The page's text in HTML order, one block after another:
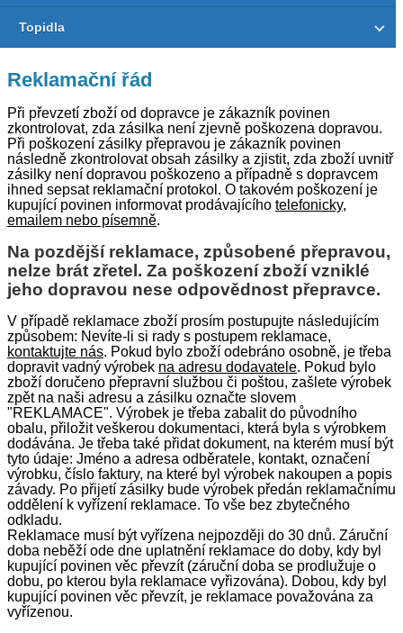
Topidla
Reklamační řád
Při převzetí zboží od dopravce je zákazník povinen
zkontrolovat, zda zásilka není zjevně poškozena dopravou.
Při poškození zásilky přepravou je zákazník povinen
následně zkontrolovat obsah zásilky a zjistit, zda zboží uvnitř
zásilky není dopravou poškozeno a případně s dopravcem
ihned sepsat reklamační protokol. O takovém poškození je
kupující povinen informovat prodávajícího telefonicky,
emailem nebo písemně.
Na pozdější reklamace, způsobené přepravou,
nelze brát zřetel. Za poškození zboží vzniklé
jeho dopravou nese odpovědnost přepravce.
V případě reklamace zboží prosím postupujte následujícím
způsobem: Nevíte-li si rady s postupem reklamace,
kontaktujte nás. Pokud bylo zboží odebráno osobně, je třeba
dopravit vadný výrobek na adresu dodavatele. Pokud bylo
zboží doručeno přepravní službou či poštou, zašlete výrobek
zpět na naši adresu a zásilku označte slovem
"REKLAMACE". Výrobek je třeba zabalit do původního
obalu, přiložit veškerou dokumentaci, která byla s výrobkem
dodávána. Je třeba také přidat dokument, na kterém musí být
tyto údaje: Jméno a adresa odběratele, kontakt, označení
výrobku, číslo faktury, na které byl výrobek nakoupen a popis
závady. Po přijetí zásilky bude výrobek předán reklamačnímu
oddělení k vyřízení reklamace. To vše bez zbytečného
odkladu.
Reklamace musí být vyřízena nejpozději do 30 dnů. Záruční
doba neběží ode dne uplatnění reklamace do doby, kdy byl
kupující povinen věc převzít (záruční doba se prodlužuje o
dobu, po kterou byla reklamace vyřizována). Dobou, kdy byl
kupující povinen věc převzít, je reklamace považována za
vyřízenou.